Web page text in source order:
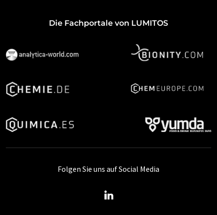
Die Fachportale von LUMITOS
Folgen Sie uns auf Social Media